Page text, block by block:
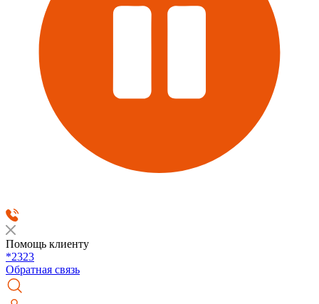
Помощь клиенту
*2323
Обратная связь